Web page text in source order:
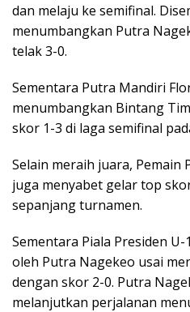
dan melaju ke semifinal.
menumbangkan Putra
telak 3-0.
Sementara Putra Mandiri
menumbangkan Bintang
skor 1-3 di laga semifinal
Selain meraih juara, Pemain
juga menyabet gelar top
sepanjang turnamen.
Sementara Piala Presiden
oleh Putra Nagekeo usai
dengan skor 2-0. Putra
melanjutkan perjalanan